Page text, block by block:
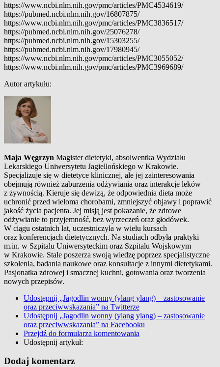
https://www.ncbi.nlm.nih.gov/pmc/articles/PMC4534619/
https://pubmed.ncbi.nlm.nih.gov/16807875/
https://www.ncbi.nlm.nih.gov/pmc/articles/PMC3836517/
https://pubmed.ncbi.nlm.nih.gov/25076278/
https://pubmed.ncbi.nlm.nih.gov/15303255/
https://pubmed.ncbi.nlm.nih.gov/17980945/
https://www.ncbi.nlm.nih.gov/pmc/articles/PMC3055052/
https://www.ncbi.nlm.nih.gov/pmc/articles/PMC3969689/
Autor artykułu:
Maja Węgrzyn Magister dietetyki, absolwentka Wydziału
Lekarskiego Uniwersytetu Jagiellońskiego w Krakowie.
Specjalizuje się w dietetyce klinicznej, ale jej zainteresowania
obejmują również zaburzenia odżywiania oraz interakcje leków
z żywnością. Kieruje się dewizą, że odpowiednia dieta może
uchronić przed wieloma chorobami, zmniejszyć objawy i poprawić
jakość życia pacjenta. Jej misją jest pokazanie, że zdrowe
odżywianie to przyjemność, bez wyrzeczeń oraz głodówek.
W ciągu ostatnich lat, uczestniczyła w wielu kursach
oraz konferencjach dietetycznych. Na studiach odbyła praktyki
m.in. w Szpitalu Uniwersyteckim oraz Szpitalu Wojskowym
w Krakowie. Stale poszerza swoją wiedzę poprzez specjalistyczne
szkolenia, badania naukowe oraz konsultacje z innymi dietetykami.
Pasjonatka zdrowej i smacznej kuchni, gotowania oraz tworzenia
nowych przepisów.
Udostępnij „Jagodlin wonny (ylang ylang) – zastosowanie
oraz przeciwwskazania” na Twitterze
Udostępnij „Jagodlin wonny (ylang ylang) – zastosowanie
oraz przeciwwskazania” na Facebooku
Przejdź do formularza komentowania
Udostępnij artykuł:
Dodaj komentarz